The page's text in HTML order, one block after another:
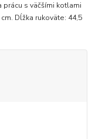
s väčšími kotlami
Dĺžka rukoväte: 44,5